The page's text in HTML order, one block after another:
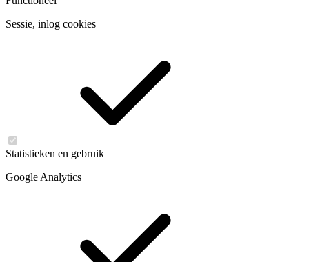
Sessie, inlog cookies
Statistieken en gebruik
Google Analytics